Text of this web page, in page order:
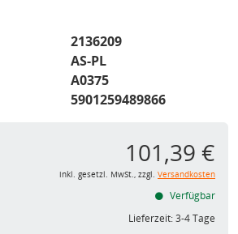
2136209
AS-PL
A0375
5901259489866
101,39 €
inkl. gesetzl. MwSt., zzgl. Versandkosten
Verfügbar
Lieferzeit:3-4 Tage